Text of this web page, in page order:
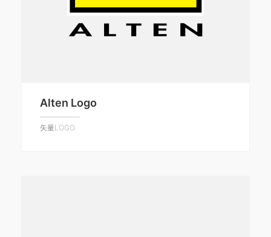
Alten Logo
矢量LOGO